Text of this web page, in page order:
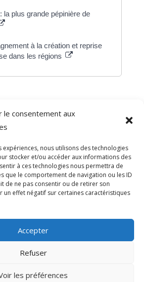
le consentement aux
nous utilisons des technologies
stocker et/ou accéder aux informations des
à ces technologies nous permettra de
que le comportement de navigation ou les ID
de ne pas consentir ou de retirer son
un effet négatif sur certaines caractéristiques
Accepter
Refuser
les préférences
la plus grande pépinière de
à la création et reprise
dans les régions
légale et administrative
par
Sainte-Léocadie | Site